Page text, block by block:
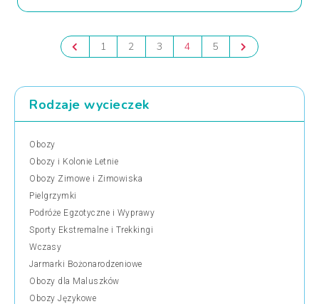
1 2 3 4 5
Rodzaje wycieczek
Obozy
Obozy i Kolonie Letnie
Obozy Zimowe i Zimowiska
Pielgrzymki
Podróże Egzotyczne i Wyprawy
Sporty Ekstremalne i Trekkingi
Wczasy
Jarmarki Bożonarodzeniowe
Obozy dla Maluszków
Obozy Językowe